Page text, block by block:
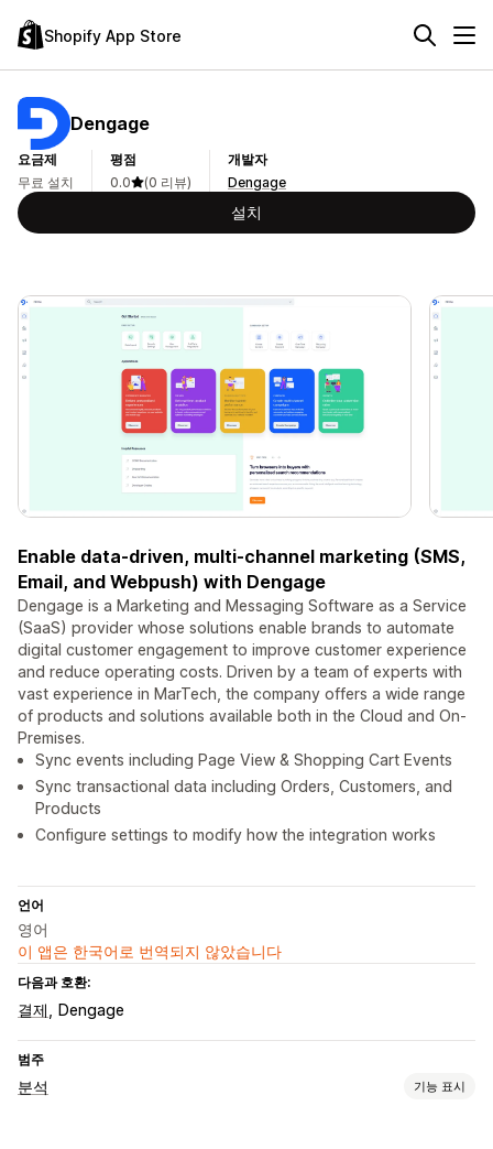
Shopify App Store
Dengage
요금제
무료 설치
평점
0.0
(0 리뷰)
개발자
Dengage
설치
Enable data-driven, multi-channel marketing (SMS,
Email, and Webpush) with Dengage
Dengage is a Marketing and Messaging Software as a Service
(SaaS) provider whose solutions enable brands to automate
digital customer engagement to improve customer experience
and reduce operating costs. Driven by a team of experts with
vast experience in MarTech, the company offers a wide range
of products and solutions available both in the Cloud and On-
Premises.
Sync events including Page View & Shopping Cart Events
Sync transactional data including Orders, Customers, and
Products
Configure settings to modify how the integration works
언어
영어
이 앱은 한국어로 번역되지 않았습니다
다음과 호환:
결제 Dengage
범주
분석 기능 표시